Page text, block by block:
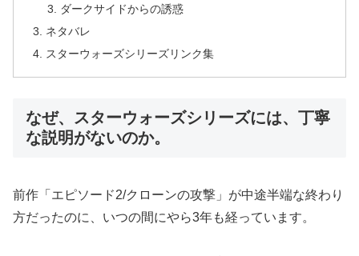
ダークサイドからの誘惑
ネタバレ
スターウォーズシリーズリンク集
なぜ、スターウォーズシリーズには、丁寧
な説明がないのか。
前作「エピソード2/クローンの攻撃」が中途半端な終わり
方だったのに、いつの間にやら3年も経っています。